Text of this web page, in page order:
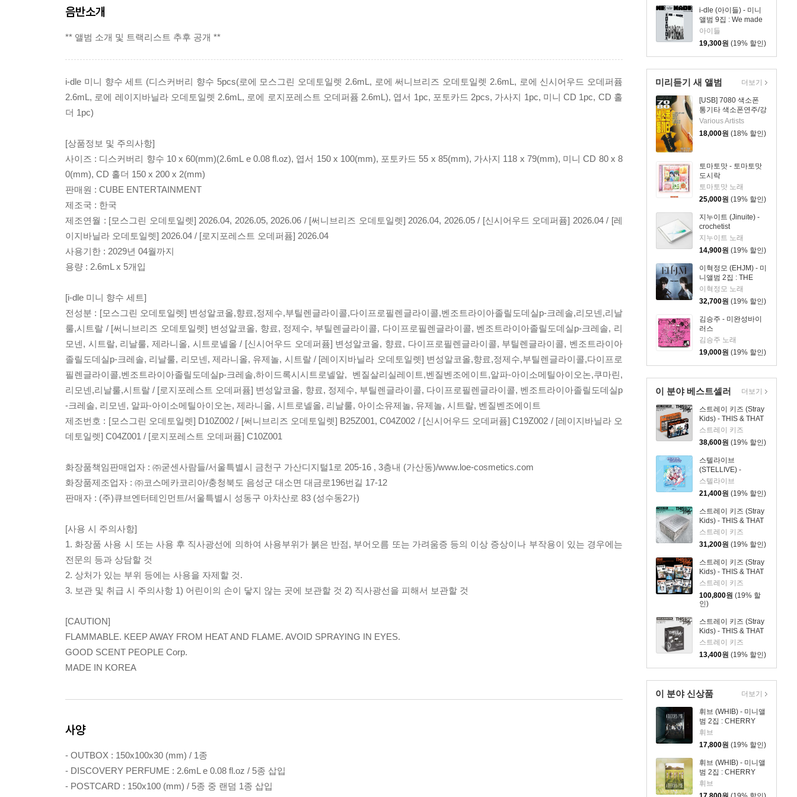
i-dle (아이들) - 미니
앨범 9집 : We made
[Mono Ver.]
아이들
19,300원 (19% 할인)
미리듣기 새 앨범
[USB] 7080 색소폰
통기타 색소폰연주/강
승용
Various Artists
18,000원 (18% 할인)
토마토맛 - 토마토맛
도시락
토마토맛 노래
25,000원 (19% 할인)
지누이트 (Jinuite) -
crochetist
지누이트 노래
14,900원 (19% 할인)
이혁정모 (EHJM) - 미
니앨범 2집 : THE
MEN
이혁정모 노래
32,700원 (19% 할인)
김승주 - 미완성바이
러스
김승주 노래
19,000원 (19% 할인)
더보기
이 분야 베스트셀러
스트레이 키즈 (Stray
Kids) - THIS & THAT
[2종 SET]
스트레이 키즈
38,600원 (19% 할인)
스텔라이브
(STELLIVE) -
STELLIVE Cliche 1st
EP 「Colorful
Strokes」 - CD Ver.
스텔라이브
21,400원 (19% 할인)
스트레이 키즈 (Stray
Kids) - THIS & THAT
[TRUCK VER.]
스트레이 키즈
31,200원 (19% 할인)
스트레이 키즈 (Stray
Kids) - THIS & THAT
[& VER.][8종 SET]
스트레이 키즈
100,800원 (19% 할
인)
스트레이 키즈 (Stray
Kids) - THIS & THAT
[FANS ALBUM VER.]
스트레이 키즈
13,400원 (19% 할인)
더보기
이 분야 신상품
휘브 (WHIB) - 미니앨
범 2집 : CHERRY
PIE [MIDNIGHT ver.]
휘브
17,800원 (19% 할인)
휘브 (WHIB) - 미니앨
범 2집 : CHERRY
PIE [DAYLIGHT ver.]
휘브
더보기
음반소개
** 앨범 소개 및 트랙리스트 추후 공개 **
i-dle 미니 향수 세트 (디스커버리 향수 5pcs(로에 모스그린 오데토일렛 2.6mL, 로에 써니브리즈 오데토일렛 2.6mL, 로에 신시어우드 오데퍼퓸
2.6mL, 로에 레이지바닐라 오데토일렛 2.6mL, 로에 로지포레스트 오데퍼퓸 2.6mL), 엽서 1pc, 포토카드 2pcs, 가사지 1pc, 미니 CD 1pc, CD 홀
더 1pc)
[상품정보 및 주의사항]
사이즈 : 디스커버리 향수 10 x 60(mm)(2.6mL e 0.08 fl.oz), 엽서 150 x 100(mm), 포토카드 55 x 85(mm), 가사지 118 x 79(mm), 미니 CD 80 x 8
0(mm), CD 홀더 150 x 200 x 2(mm)
판매원 : CUBE ENTERTAINMENT
제조국 : 한국
제조연월 : [모스그린 오데토일렛] 2026.04, 2026.05, 2026.06 / [써니브리즈 오데토일렛] 2026.04, 2026.05 / [신시어우드 오데퍼퓸] 2026.04 / [레
이지바닐라 오데토일렛] 2026.04 / [로지포레스트 오데퍼퓸] 2026.04
사용기한 : 2029년 04월까지
용량 : 2.6mL x 5개입
[i-dle 미니 향수 세트]
전성분 : [모스그린 오데토일렛] 변성알코올,향료,정제수,부틸렌글라이콜,다이프로필렌글라이콜,벤조트라이아졸릴도데실p-크레솔,리모넨,리날
룰,시트랄 / [써니브리즈 오데토일렛] 변성알코올, 향료, 정제수, 부틸렌글라이콜, 다이프로필렌글라이콜, 벤조트라이아졸릴도데실p-크레솔, 리
모넨, 시트랄, 리날룰, 제라니올, 시트로넬올 / [신시어우드 오데퍼퓸] 변성알코올, 향료, 다이프로필렌글라이콜, 부틸렌글라이콜, 벤조트라이아
졸릴도데실p-크레솔, 리날룰, 리모넨, 제라니올, 유제놀, 시트랄 / [레이지바닐라 오데토일렛] 변성알코올,향료,정제수,부틸렌글라이콜,다이프로
필렌글라이콜,벤조트라이아졸릴도데실p-크레솔,하이드록시시트로넬알, 벤질살리실레이트,벤질벤조에이트,알파-아이소메틸아이오논,쿠마린,
리모넨,리날룰,시트랄 / [로지포레스트 오데퍼퓸] 변성알코올, 향료, 정제수, 부틸렌글라이콜, 다이프로필렌글라이콜, 벤조트라이아졸릴도데실p
-크레솔, 리모넨, 알파-아이소메틸아이오논, 제라니올, 시트로넬올, 리날룰, 아이소유제놀, 유제놀, 시트랄, 벤질벤조에이트
제조번호 : [모스그린 오데토일렛] D10Z002 / [써니브리즈 오데토일렛] B25Z001, C04Z002 / [신시어우드 오데퍼퓸] C19Z002 / [레이지바닐라 오
데토일렛] C04Z001 / [로지포레스트 오데퍼퓸] C10Z001
화장품책임판매업자 : ㈜굳센사람들/서울특별시 금천구 가산디지털1로 205-16 , 3층내 (가산동)/www.loe-cosmetics.com
화장품제조업자 : ㈜코스메카코리아/충청북도 음성군 대소면 대금로196번길 17-12
판매자 : (주)큐브엔터테인먼트/서울특별시 성동구 아차산로 83 (성수동2가)
[사용 시 주의사항]
1. 화장품 사용 시 또는 사용 후 직사광선에 의하여 사용부위가 붉은 반점, 부어오름 또는 가려움증 등의 이상 증상이나 부작용이 있는 경우에는
전문의 등과 상담할 것
2. 상처가 있는 부위 등에는 사용을 자제할 것.
3. 보관 및 취급 시 주의사항 1) 어린이의 손이 닿지 않는 곳에 보관할 것 2) 직사광선을 피해서 보관할 것
[CAUTION]
FLAMMABLE. KEEP AWAY FROM HEAT AND FLAME. AVOID SPRAYING IN EYES.
GOOD SCENT PEOPLE Corp.
MADE IN KOREA
사양
- OUTBOX : 150x100x30 (mm) / 1종
- DISCOVERY PERFUME : 2.6mL e 0.08 fl.oz / 5종 삽입
- POSTCARD : 150x100 (mm) / 5종 중 랜덤 1종 삽입